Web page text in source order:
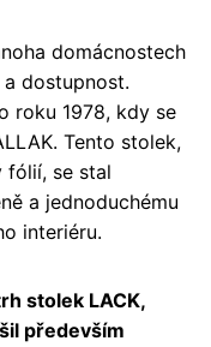
domácnostech
dostupnost.
roku 1978, kdy se
Tento stolek,
se stal
a jednoduchému
interiéru.
stolek LACK,
především